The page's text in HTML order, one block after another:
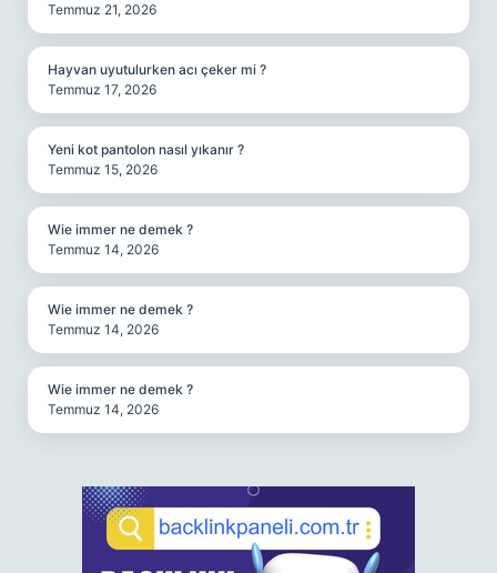
Temmuz 21, 2026
Hayvan uyutulurken acı çeker mi ?
Temmuz 17, 2026
Yeni kot pantolon nasıl yıkanır ?
Temmuz 15, 2026
Wie immer ne demek ?
Temmuz 14, 2026
Wie immer ne demek ?
Temmuz 14, 2026
Wie immer ne demek ?
Temmuz 14, 2026